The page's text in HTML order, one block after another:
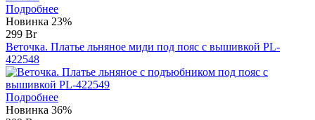
Подробнее
Новинка 23%
299 Br
Веточка. Платье льняное миди под пояс с вышивкой PL-
422548
Подробнее
Новинка 36%